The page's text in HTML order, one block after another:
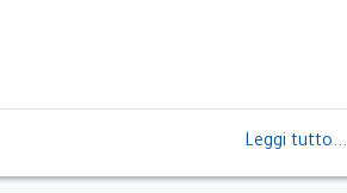
Leggi tutto...